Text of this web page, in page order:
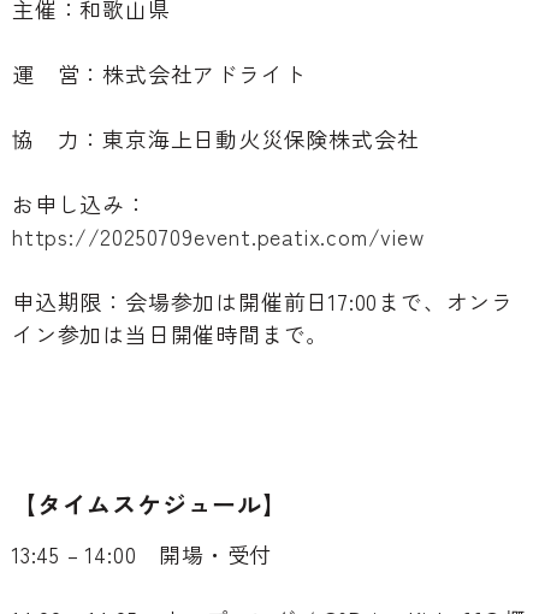
主催：和歌山県
運 営：株式会社アドライト
協 力：東京海上日動火災保険株式会社
お申し込み：
https://20250709event.peatix.com/view
申込期限：会場参加は開催前日17:00まで、オンラ
イン参加は当日開催時間まで。
【タイムスケジュール】
13:45 – 14:00 開場・受付